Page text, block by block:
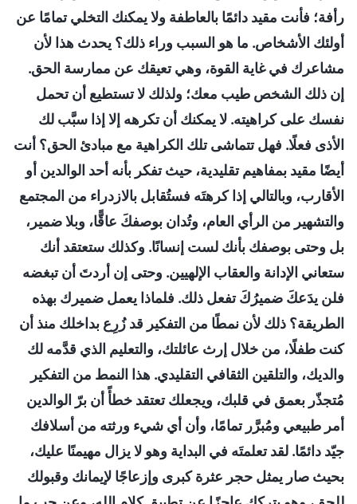
رأفة؛ فأنت مقيد دائمًا بالعاطفة ولا يمكنك التخلي تمامًا عن
أولئك الأشخاص. ما هو السبب وراء ذلك؟ يحدث هذا لأن
مشاعرك في غاية القوة، وهي تعيقك عن ممارسة الحق.
إن ذلك الشخص طيب معك؛ ولذلك لا تستطيع أن تحمل
نفسك على كراهيته. لا يمكنك أن تكرهه إلا إذا سبَّب لك
الأذى فعلًا. فهل تتماشى تلك الكراهية مع مبادئ الحق؟ أنت
أيضًا مقيد بمفاهيم تقليدية، حيث تفكر بأنه أحد الوالدين أو
الأقارب، وبالتالي إذا كرهتَه فستُقابل بالازدراء من المجتمع
والتشهير من الرأي العام، وتُدان بوصفكَ عاقًّا، وبلا ضمير،
بل وحتى بوصفك بأنك لست إنسانًا. وكذلك ستعتقد أنك
ستعاني الإدانة والعقاب الإلهيين. وحتى إن أردتَ أن تبغضه
فلن يدَعكَ ضميرُكَ تفعل ذلك. فلماذا يعمل ضميرك بهذه
الطريقة؟ ذلك لأن نمطًا من التفكير قد زُرِع بداخلك منذ أن
كنت طفلًا، من خلال إرث عائلتك، والتعليم الذي قدَّمه لك
والديك، والتلقين الثقافي التقليدي. هذا النمط من التفكير
مُتجذّر بعمق في قلبك، ويجعلك تعتقد خطأً أن برّ الوالدين
أمر طبيعي ومُبرَّر تمامًا، وأن أي شيء ورثته من أسلافك
جيّد دائمًا. لقد تعلمتَه في البداية وهو لا يزال مهيمنًا عليك،
بحيث صار يمثل حجر عثرة كبرى وإزعاجًا لإيمانك وقبولك